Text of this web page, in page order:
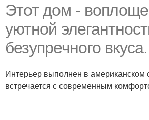
Этот дом -
уютной
безупречного вкуса.
Интерьер выполнен в американском
встречается с современным